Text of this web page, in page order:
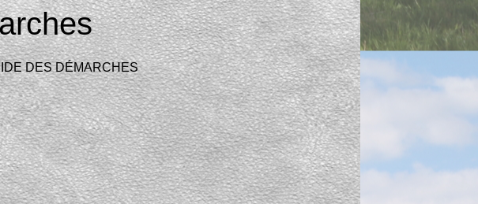
DES DÉMARCHES